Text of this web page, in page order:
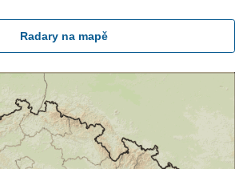
Radary na mapě